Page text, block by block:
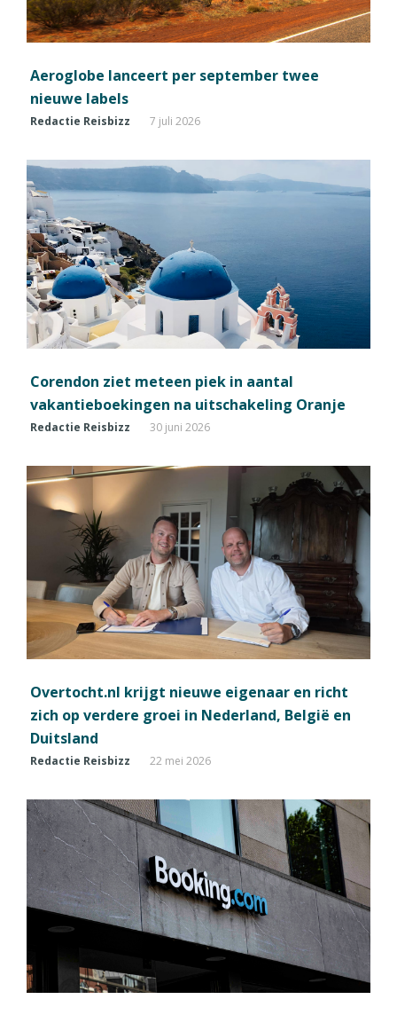
Aeroglobe lanceert per september twee
nieuwe labels
Redactie Reisbizz 7 juli 2026
Corendon ziet meteen piek in aantal
vakantieboekingen na uitschakeling Oranje
Redactie Reisbizz 30 juni 2026
Overtocht.nl krijgt nieuwe eigenaar en richt
zich op verdere groei in Nederland, België en
Duitsland
Redactie Reisbizz 22 mei 2026